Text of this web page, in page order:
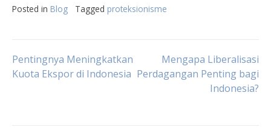
Posted in Blog Tagged proteksionisme
Post
Pentingnya Meningkatkan
Kuota Ekspor di Indonesia
Mengapa Liberalisasi
Perdagangan Penting bagi
Indonesia?